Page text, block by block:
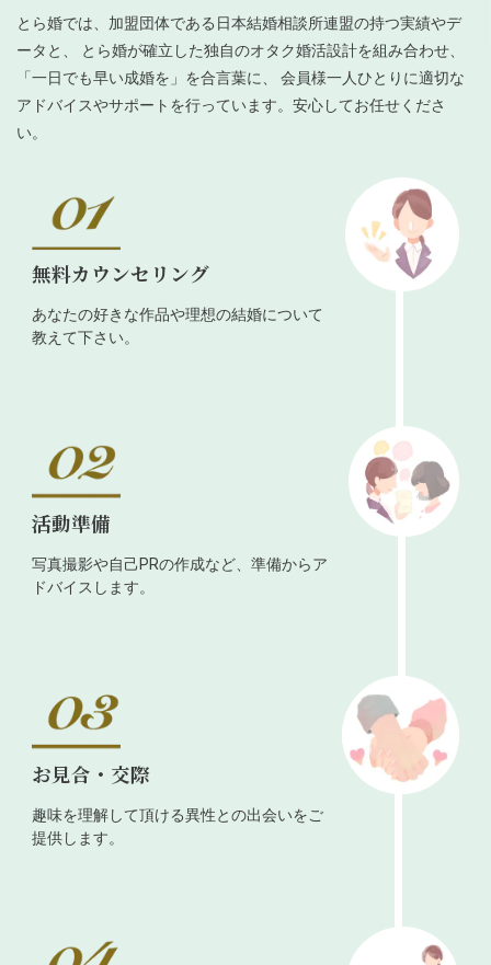
とら婚では、加盟団体である日本結婚相談所連盟の持つ実績やデ
ータと、 とら婚が確立した独自のオタク婚活設計を組み合わせ、
「一日でも早い成婚を」を合言葉に、 会員様一人ひとりに適切な
アドバイスやサポートを行っています。安心してお任せくださ
い。
無料カウンセリング
あなたの好きな作品や理想の結婚について
教えて下さい。
活動準備
写真撮影や自己PRの作成など、準備からア
ドバイスします。
お見合・交際
趣味を理解して頂ける異性との出会いをご
提供します。